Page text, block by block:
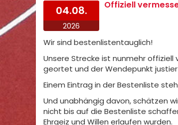
04.08.
2026
Offiziell
Wir sind bestenlistentauglich!
Unsere Strecke ist nunmehr
geortet und der Wendepunkt
Einem Eintrag in der Bestenliste
Und unabhängig davon, schätzen
nicht bis auf die Bestenliste
Ehrgeiz und Willen erlaufen wurden.